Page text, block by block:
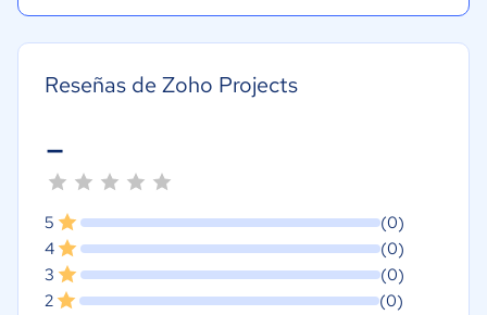
Reseñas de Zoho Projects
-
5
(0)
4
(0)
3
(0)
2
(0)